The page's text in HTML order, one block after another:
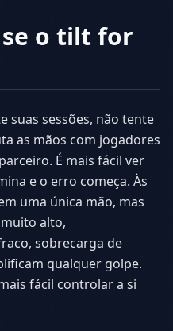
o tilt for
suas sessões, não tente
as mãos com jogadores
É mais fácil ver
e o erro começa. Às
uma única mão, mas
alto,
sobrecarga de
qualquer golpe.
fácil controlar a si